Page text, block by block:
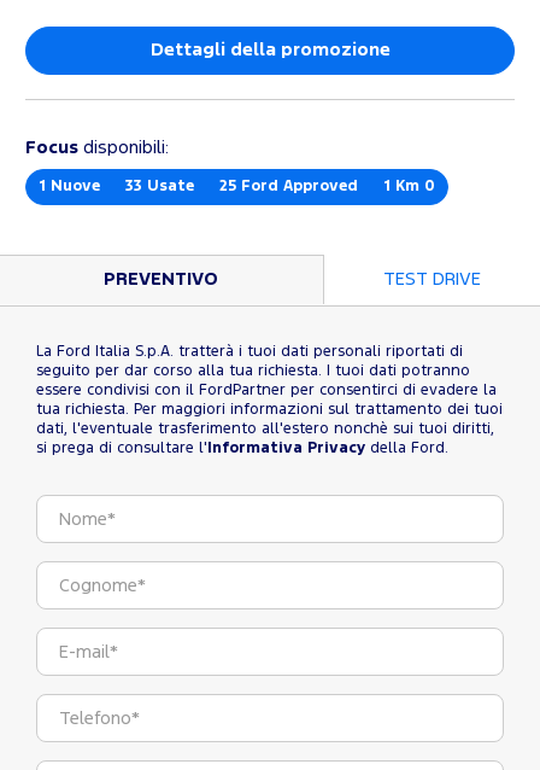
Dettagli della promozione
Focus disponibili:
1 Nuove 33 Usate 25 Ford Approved 1 Km 0
PREVENTIVO TEST DRIVE
La Ford Italia S.p.A. tratterà i tuoi dati personali riportati di
seguito per dar corso alla tua richiesta. I tuoi dati potranno
essere condivisi con il FordPartner per consentirci di evadere la
tua richiesta. Per maggiori informazioni sul trattamento dei tuoi
dati, l'eventuale trasferimento all'estero nonchè sui tuoi diritti,
si prega di consultare l' Informativa Privacy della Ford.